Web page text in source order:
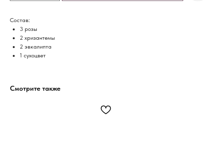
Состав:
3 розы
2 хризантемы
2 эвкалипта
1 сухоцвет
Смотрите также